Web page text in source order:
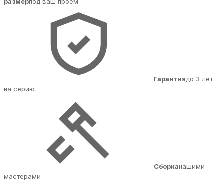
размерпод ваш проём
Гарантиядо 3 лет
на серию
Сборканашими
мастерами